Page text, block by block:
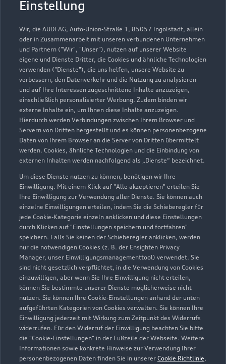
Einstellung
Wir, die AUDI AG, Auto-Union-Straße 1, 85057 Ingolstadt, allein
oder in Zusammenarbeit mit unseren verbundenen Unternehmen
und Partnern ("Wir", "Unser"), nutzen auf unserer Website
eigene und Dienste Dritter, die Cookies und ähnliche Technologien
verwenden ("Dienste"), die uns helfen, unsere Website zu
verbessern, den Datenverkehr und die Nutzung zu analysieren
und auf Ihre Interessen zugeschnittene Inhalte anzuzeigen,
einschließlich personalisierter Werbung. Zudem binden wir
externe Inhalte ein, um Ihnen diese Inhalte anzuzeigen.
Hierdurch werden Verbindungen zwischen Ihrem Browser und
Servern von Dritten hergestellt und es können personenbezogene
Daten von Ihrem Browser an die Server von Dritten übermittelt
werden. Cookies, ähnliche Technologien und die Einbindung von
externen Inhalten werden nachfolgend als „Dienste“ bezeichnet.
Um diese Dienste nutzen zu können, benötigen wir Ihre
Einwilligung. Mit einem Klick auf "Alle akzeptieren" erteilen Sie
Ihre Einwilligung zur Verwendung aller Dienste. Sie können auch
einzelne Einwilligungen erteilen, indem Sie die Schieberegler für
jede Cookie-Kategorie einzeln anklicken und diese Einstellungen
durch Klicken auf "Einstellungen speichern und fortfahren"
speichern. Falls Sie keinen der Schieberegler anklicken, werden
nur die notwendigen Cookies (z. B. der Ensighten Privacy
Manager, unser Einwilligungsmanagementtool) verwendet. Sie
sind nicht gesetzlich verpflichtet, in die Verwendung von Cookies
einzuwilligen, aber wenn Sie Ihre Einwilligung nicht erteilen,
können Sie bestimmte unserer Dienste möglicherweise nicht
nutzen. Sie können Ihre Cookie-Einstellungen anhand der unten
aufgeführten Kategorien von Cookies verwalten. Sie können Ihre
Einwilligung jederzeit mit Wirkung zum Zeitpunkt des Widerrufs
widerrufen. Für den Widerruf der Einwilligung beachten Sie bitte
die "Cookie-Einstellungen" in der Fußzeile der Webseite. Weitere
Informationen sowie konkrete Hinweise zur Verwendung Ihrer
personenbezogenen Daten finden Sie in unserer Cookie Richtlinie,
Richard Stein GmbH & Co.
KG Zweigniederlassung
Bergisch Gladbach
Servicepartner e-tron Service R8
51465 Bergisch Gladbach
02202 29000
info@steingruppe.de
Kontaktdaten herunterladen